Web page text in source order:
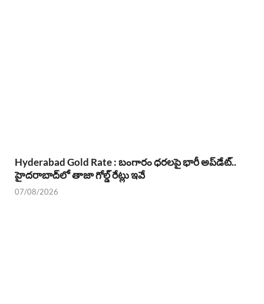
Hyderabad Gold Rate : బంగారం ధరలపై భారీ అప్‌డేట్..
హైదరాబాద్‌లో తాజా గోల్డ్ రేట్లు ఇవే
07/08/2026